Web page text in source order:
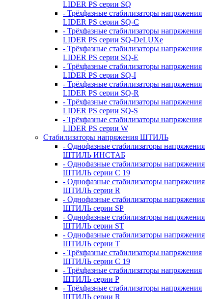
LIDER PS серии SQ
- Трёхфазные стабилизаторы напряжения
LIDER PS серии SQ-C
- Трёхфазные стабилизаторы напряжения
LIDER PS серии SQ-DeLUXe
- Трёхфазные стабилизаторы напряжения
LIDER PS серии SQ-E
- Трёхфазные стабилизаторы напряжения
LIDER PS серии SQ-I
- Трёхфазные стабилизаторы напряжения
LIDER PS серии SQ-R
- Трёхфазные стабилизаторы напряжения
LIDER PS серии SQ-S
- Трёхфазные стабилизаторы напряжения
LIDER PS серии W
Стабилизаторы напряжения ШТИЛЬ
- Однофазные стабилизаторы напряжения
ШТИЛЬ ИНСТАБ
- Однофазные стабилизаторы напряжения
ШТИЛЬ серии C 19
- Однофазные стабилизаторы напряжения
ШТИЛЬ серии R
- Однофазные стабилизаторы напряжения
ШТИЛЬ серии SP
- Однофазные стабилизаторы напряжения
ШТИЛЬ серии ST
- Однофазные стабилизаторы напряжения
ШТИЛЬ серии T
- Трёхфазные стабилизаторы напряжения
ШТИЛЬ серии C 19
- Трёхфазные стабилизаторы напряжения
ШТИЛЬ серии P
- Трёхфазные стабилизаторы напряжения
ШТИЛЬ серии R